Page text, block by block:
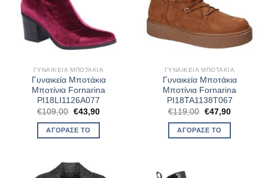
ΓΥΝΑΙΚΕΊΑ ΜΠΟΤΆΚΙΑ
Γυναικεία Μποτάκια
Μποτίνια Fornarina
PI18LI1126A077
€109,00 Original
price
was:
€109,00.
€43,90Η
ΑΓΌΡΑΣΈ ΤΟ
ΓΥΝΑΙΚΕΊΑ ΜΠΟΤΆΚΙΑ
Γυναικεία Μποτάκια
Μποτίνια Fornarina
PI18TA1138T067
€119,00 Original
price
was:
€119,00.
€47,90Η
ΑΓΌΡΑΣΈ ΤΟ